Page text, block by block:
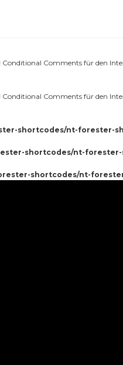
wurde zu früh ausgelöst.
! Conditional Comments für den
! Conditional Comments für den
shortcodes/nt-forester-
shortcodes/nt-forester-
shortcodes/nt-